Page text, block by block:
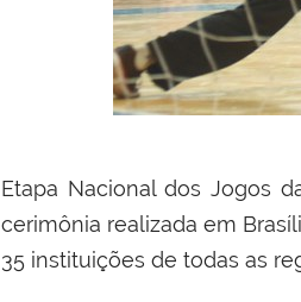
Etapa Nacional dos Jogos
cerimônia realizada em
35 instituições de todas as